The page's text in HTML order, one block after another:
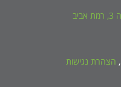
, הצהרת נגישות